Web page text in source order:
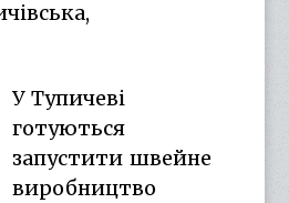
У Тупичеві
готуються
запустити швейне
виробництво